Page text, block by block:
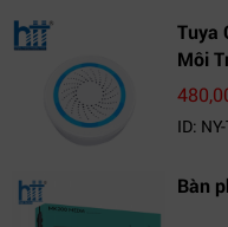
Tuya
Môi
ID:
Bàn